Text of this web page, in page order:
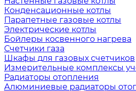
Конденсационные котлы
Парапетные газовые котлы
Электрические котлы
Бойлеры косвенного нагрева
Счетчики газа
Шкафы для газовых счетчиков
Измерительные комплексы
Радиаторы отопления
Алюминиевые радиаторы